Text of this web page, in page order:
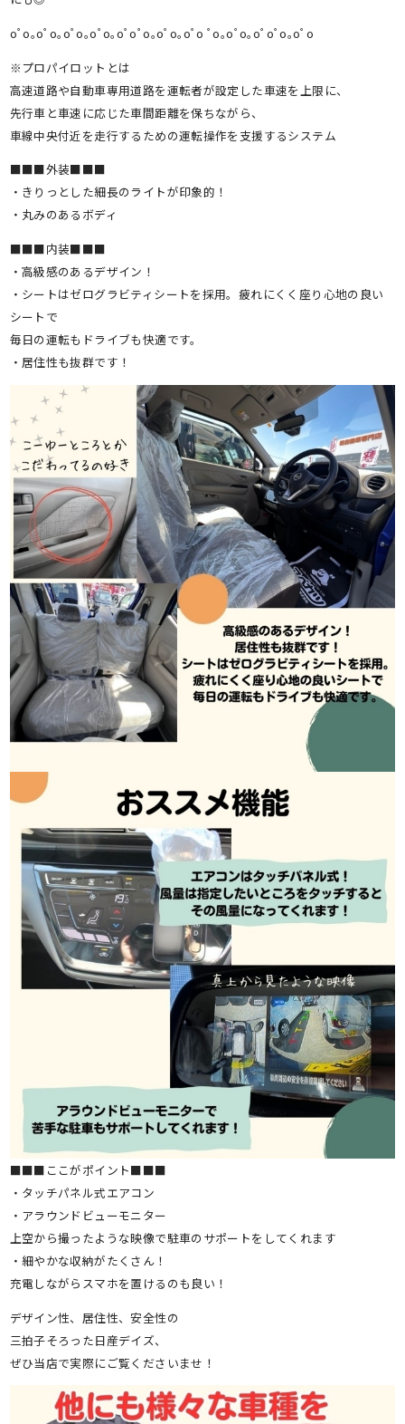
oﾟo｡oﾟo｡oﾟo｡oﾟo｡oﾟoﾟo｡oﾟo｡oﾟo ﾟo｡oﾟo｡oﾟoﾟo｡oﾟo
※プロパイロットとは
高速道路や自動車専用道路を運転者が設定した車速を上限に、
先行車と車速に応じた車間距離を保ちながら、
車線中央付近を走行するための運転操作を支援するシステム
■■■外装■■■
・きりっとした細長のライトが印象的！
・丸みのあるボディ
■■■内装■■■
・高級感のあるデザイン！
・シートはゼログラビティシートを採用。疲れにくく座り心地の良い
シートで
毎日の運転もドライブも快適です。
・居住性も抜群です！
■■■ここがポイント■■■
・タッチパネル式エアコン
・アラウンドビューモニター
上空から撮ったような映像で駐車のサポートをしてくれます
・細やかな収納がたくさん！
充電しながらスマホを置けるのも良い！
デザイン性、居住性、安全性の
三拍子そろった日産デイズ、
ぜひ当店で実際にご覧くださいませ！